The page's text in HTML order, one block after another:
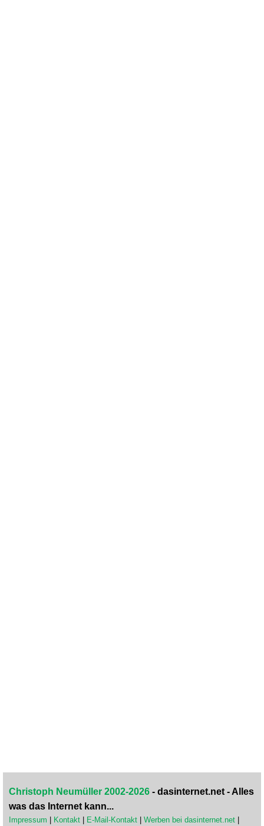
Christoph Neumüller 2002-2026 - dasinternet.net - Alles
was das Internet kann...
Impressum Kontakt E-Mail-Kontakt Werben bei dasinternet.net